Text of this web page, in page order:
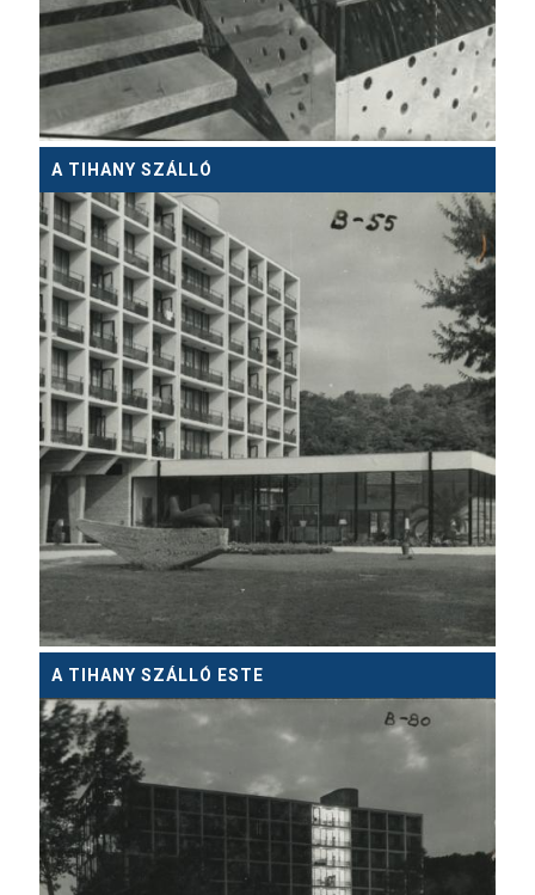
A TIHANY SZÁLLÓ
A TIHANY SZÁLLÓ ESTE